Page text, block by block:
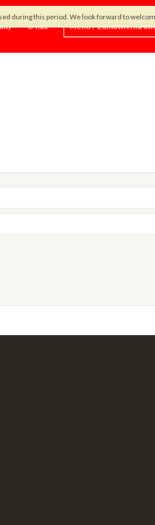
during this period. We look forward to
O nas Menu / Zamówienia